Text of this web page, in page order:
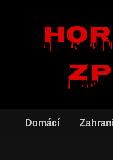
Domácí